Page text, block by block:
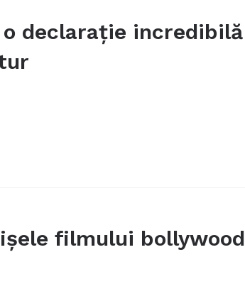
declaraţie incredibilă
filmului